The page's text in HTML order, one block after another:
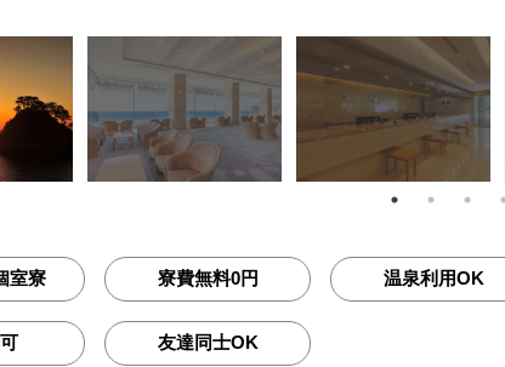
室寮 寮費無料0円 温泉利用OK
友達同士OK